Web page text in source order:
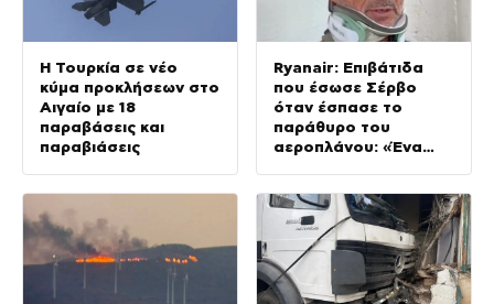
Η Τουρκία σε νέο
κύμα προκλήσεων στο
Αιγαίο με 18
παραβάσεις και
παραβιάσεις
Ryanair: Επιβάτιδα
που έσωσε Σέρβο
όταν έσπασε το
παράθυρο του
αεροπλάνου: «Ένα
σαν πλαστελίνη»